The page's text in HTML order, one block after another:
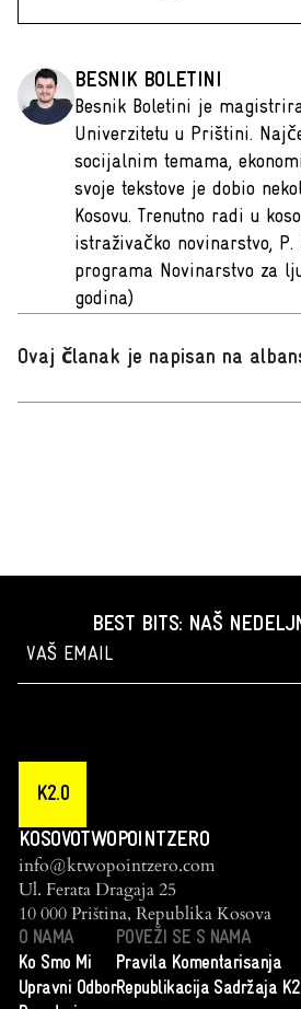
BESNIK BOLETINI
Besnik Boletini je
Univerzitetu u Prištini.
socijalnim temama,
svoje tekstove je dobio
Kosovu. Trenutno radi u
istraživačko novinarstvo,
programa Novinarstvo za
godina)
Ovaj članak je napisan na
BEST BITS: NAŠ
K2.0
KOSOVOTWOPOINTZERO
info@ktwopointzero.com
Ul. Ferata Dragaja 25
10 000 Priština, Republika Kosova
O NAMA
Ko Smo Mi
Upravni Odbor
POVEŽI SE S NAMA
Pravila Komentarisanja
Republikacija Sadržaja